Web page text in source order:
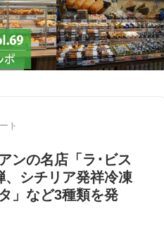
ト
ンの名店「ラ･ビス
、シチリア発祥冷凍
」など3種類を発